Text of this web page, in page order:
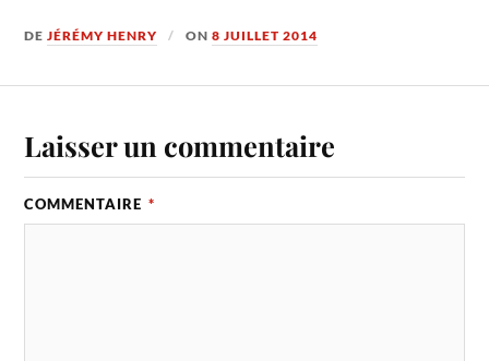
DEJÉRÉMY HENRY ON8 JUILLET 2014
Laisser un commentaire
COMMENTAIRE *